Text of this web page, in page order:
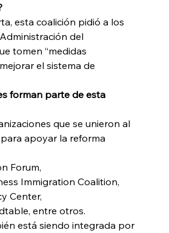
esta coalición pidió a los
del
tomen “medidas
el sistema de
forman parte de esta
que se unieron al
apoyar la reforma
Forum,
Immigration Coalition,
Center,
entre otros.
está siendo integrada por